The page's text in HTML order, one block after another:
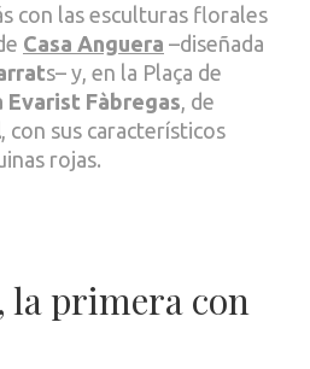
con las esculturas florales
Casa Anguera –diseñada
s– y, en la Plaça de
Evarist Fàbregas , de
, con sus característicos
rojas.
la primera con